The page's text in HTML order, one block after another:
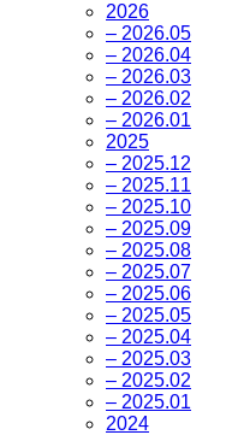
2026
– 2026.05
– 2026.04
– 2026.03
– 2026.02
– 2026.01
2025
– 2025.12
– 2025.11
– 2025.10
– 2025.09
– 2025.08
– 2025.07
– 2025.06
– 2025.05
– 2025.04
– 2025.03
– 2025.02
– 2025.01
2024